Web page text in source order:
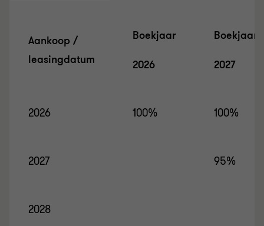
Aankoop /
leasingdatum
Boekjaar
2026
Boekjaar
2027
2026 100% 100%
2027 95%
2028